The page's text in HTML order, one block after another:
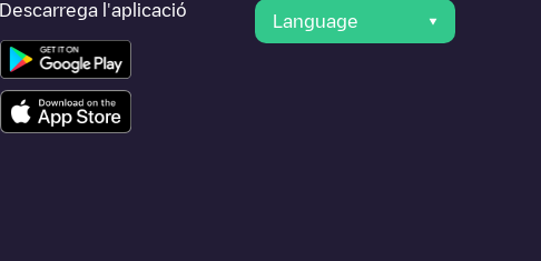
Descarrega l'aplicació
Language